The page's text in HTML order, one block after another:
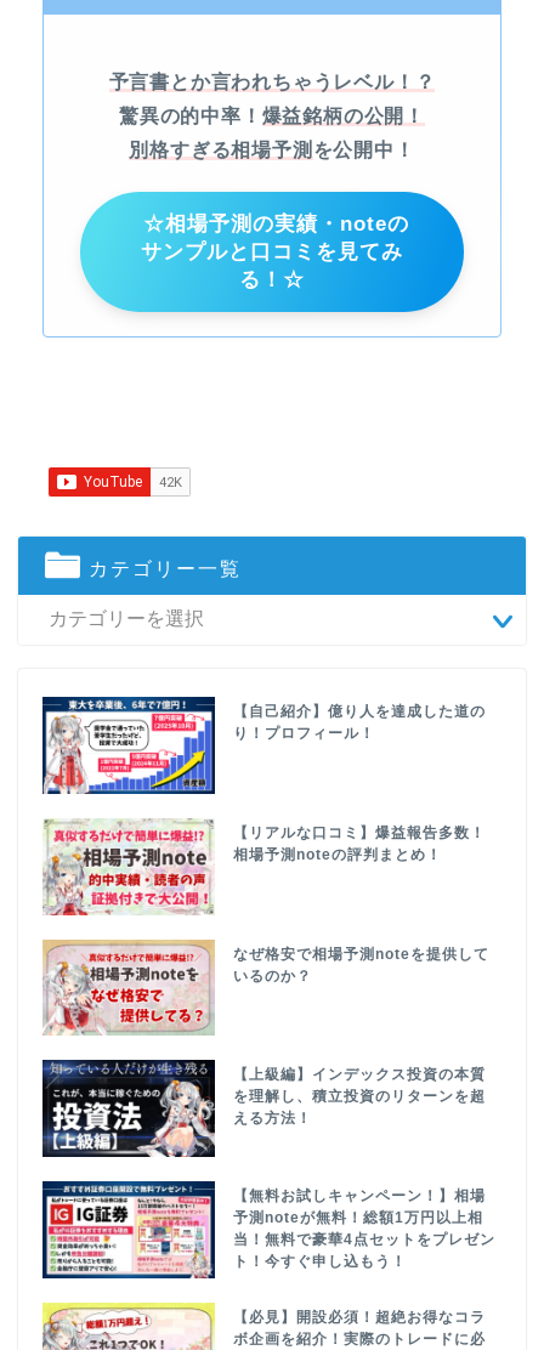
予言書とか言われちゃうレベル！？
驚異の的中率！ 爆益銘柄の公開！
別格すぎる相場予測 を公開中！
☆相場予測の実績・noteの
サンプルと口コミを見てみ
る！☆
カテゴリー一覧
【自己紹介】億り人を達成した道の
り！プロフィール！
【リアルな口コミ】爆益報告多数！
相場予測noteの評判まとめ！
なぜ格安で相場予測noteを提供して
いるのか？
【上級編】インデックス投資の本質
を理解し、積立投資のリターンを超
える方法！
【無料お試しキャンペーン！】相場
予測noteが無料！総額1万円以上相
当！無料で豪華4点セットをプレゼン
ト！今すぐ申し込もう！
【必見】開設必須！超絶お得なコラ
ボ企画を紹介！実際のトレードに必